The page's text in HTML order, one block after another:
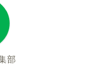
部